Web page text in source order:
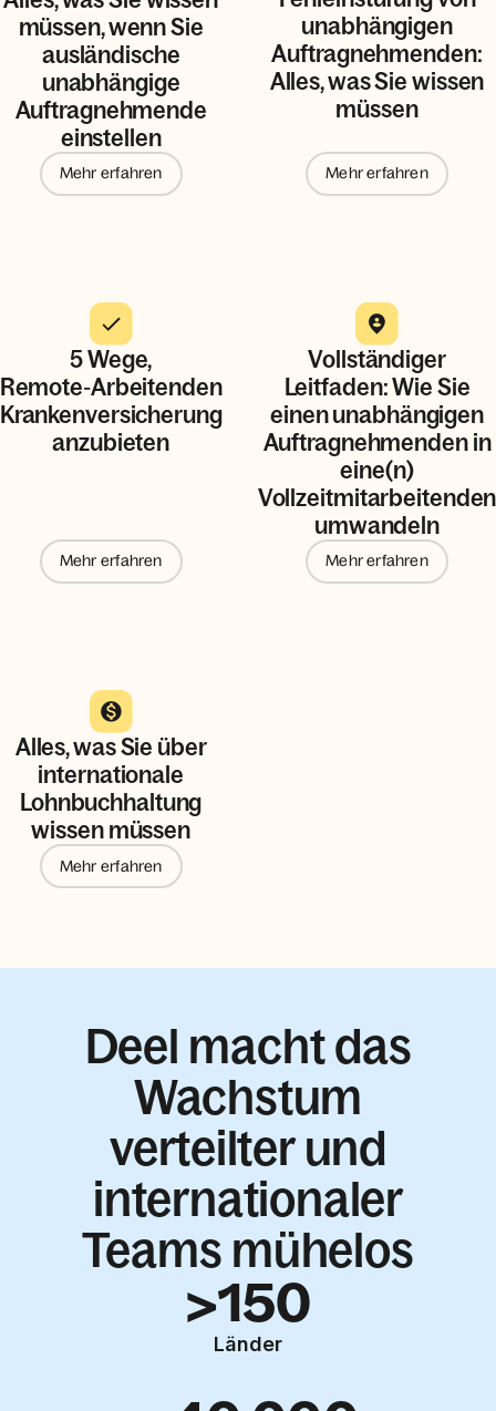
müssen, wenn Sie
ausländische
unabhängige
Auftragnehmende
einstellen
Mehr erfahren
unabhängigen
Auftragnehmenden:
Alles, was Sie wissen
müssen
Mehr erfahren
5 Wege,
Remote‑Arbeitenden
Krankenversicherung
anzubieten
Mehr erfahren
Vollständiger
Leitfaden: Wie Sie
einen unabhängigen
Auftragnehmenden in
eine(n)
Vollzeitmitarbeitenden
umwandeln
Mehr erfahren
Alles, was Sie über
internationale
Lohnbuchhaltung
wissen müssen
Mehr erfahren
Deel macht das
Wachstum
verteilter und
internationaler
Teams mühelos
>150
Länder